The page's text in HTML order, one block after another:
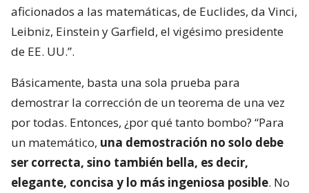
aficionados a las matemáticas, de Euclides, da Vinci,
Leibniz, Einstein y Garfield, el vigésimo presidente
de EE. UU.”.
Básicamente, basta una sola prueba para
demostrar la corrección de un teorema de una vez
por todas. Entonces, ¿por qué tanto bombo? “Para
un matemático, una demostración no solo debe
ser correcta, sino también bella, es decir,
elegante, concisa y lo más ingeniosa posible. No